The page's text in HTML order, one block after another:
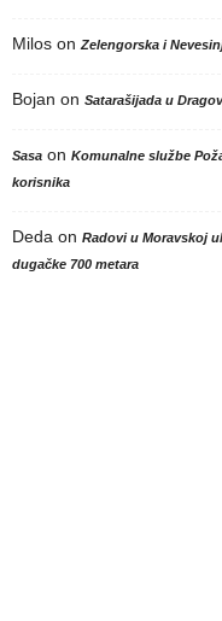
Milos onZelengorska i
Bojan on Satarašijada u
Sasa on Komunalne službe
korisnika
Deda on Radovi u Moravskoj
dugačke 700 metara